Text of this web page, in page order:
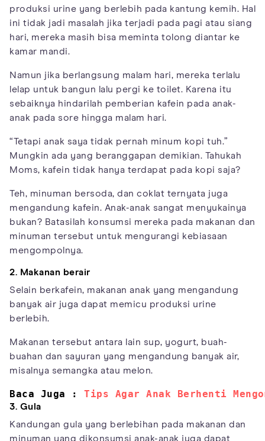
produksi urine yang berlebih pada kantung kemih. Hal
ini tidak jadi masalah jika terjadi pada pagi atau siang
hari, mereka masih bisa meminta tolong diantar ke
kamar mandi.
Namun jika berlangsung malam hari, mereka terlalu
lelap untuk bangun lalu pergi ke toilet. Karena itu
sebaiknya hindarilah pemberian kafein pada anak-
anak pada sore hingga malam hari.
“Tetapi anak saya tidak pernah minum kopi tuh.”
Mungkin ada yang beranggapan demikian. Tahukah
Moms, kafein tidak hanya terdapat pada kopi saja?
Teh, minuman bersoda, dan coklat ternyata juga
mengandung kafein. Anak-anak sangat menyukainya
bukan? Batasilah konsumsi mereka pada makanan dan
minuman tersebut untuk mengurangi kebiasaan
mengompolnya.
2. Makanan berair
Selain berkafein, makanan anak yang mengandung
banyak air juga dapat memicu produksi urine
berlebih.
Makanan tersebut antara lain sup, yogurt, buah-
buahan dan sayuran yang mengandung banyak air,
misalnya semangka atau melon.
Baca Juga : Tips Agar Anak Berhenti
3. Gula
Kandungan gula yang berlebihan pada makanan dan
minuman yang dikonsumsi anak-anak juga dapat